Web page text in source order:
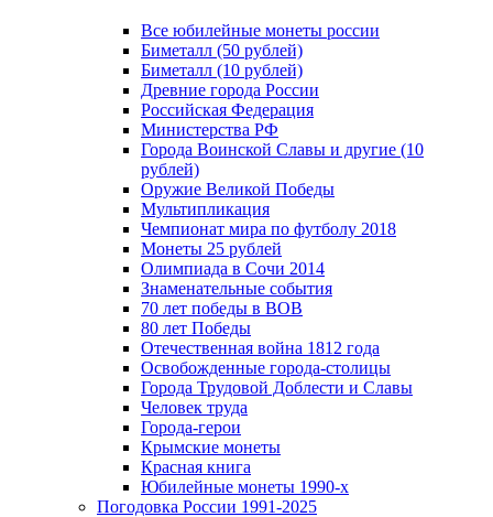
Все юбилейные монеты россии
Биметалл (50 рублей)
Биметалл (10 рублей)
Древние города России
Российская Федерация
Министерства РФ
Города Воинской Славы и другие (10
рублей)
Оружие Великой Победы
Мультипликация
Чемпионат мира по футболу 2018
Монеты 25 рублей
Олимпиада в Сочи 2014
Знаменательные события
70 лет победы в ВОВ
80 лет Победы
Отечественная война 1812 года
Освобожденные города-столицы
Города Трудовой Доблести и Славы
Человек труда
Города-герои
Крымские монеты
Красная книга
Юбилейные монеты 1990-х
Погодовка России 1991-2025